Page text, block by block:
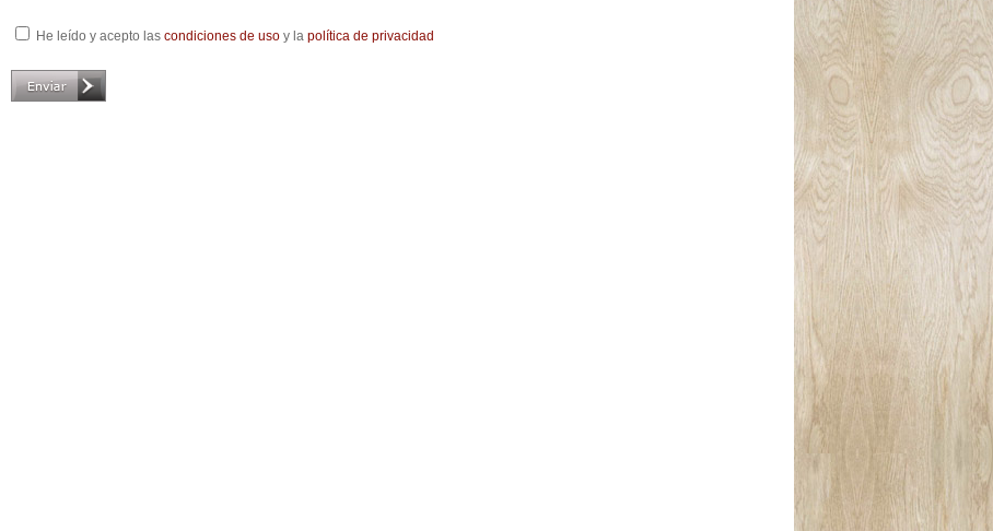
He leído y acepto lascondiciones de uso y lapolítica de privacidad